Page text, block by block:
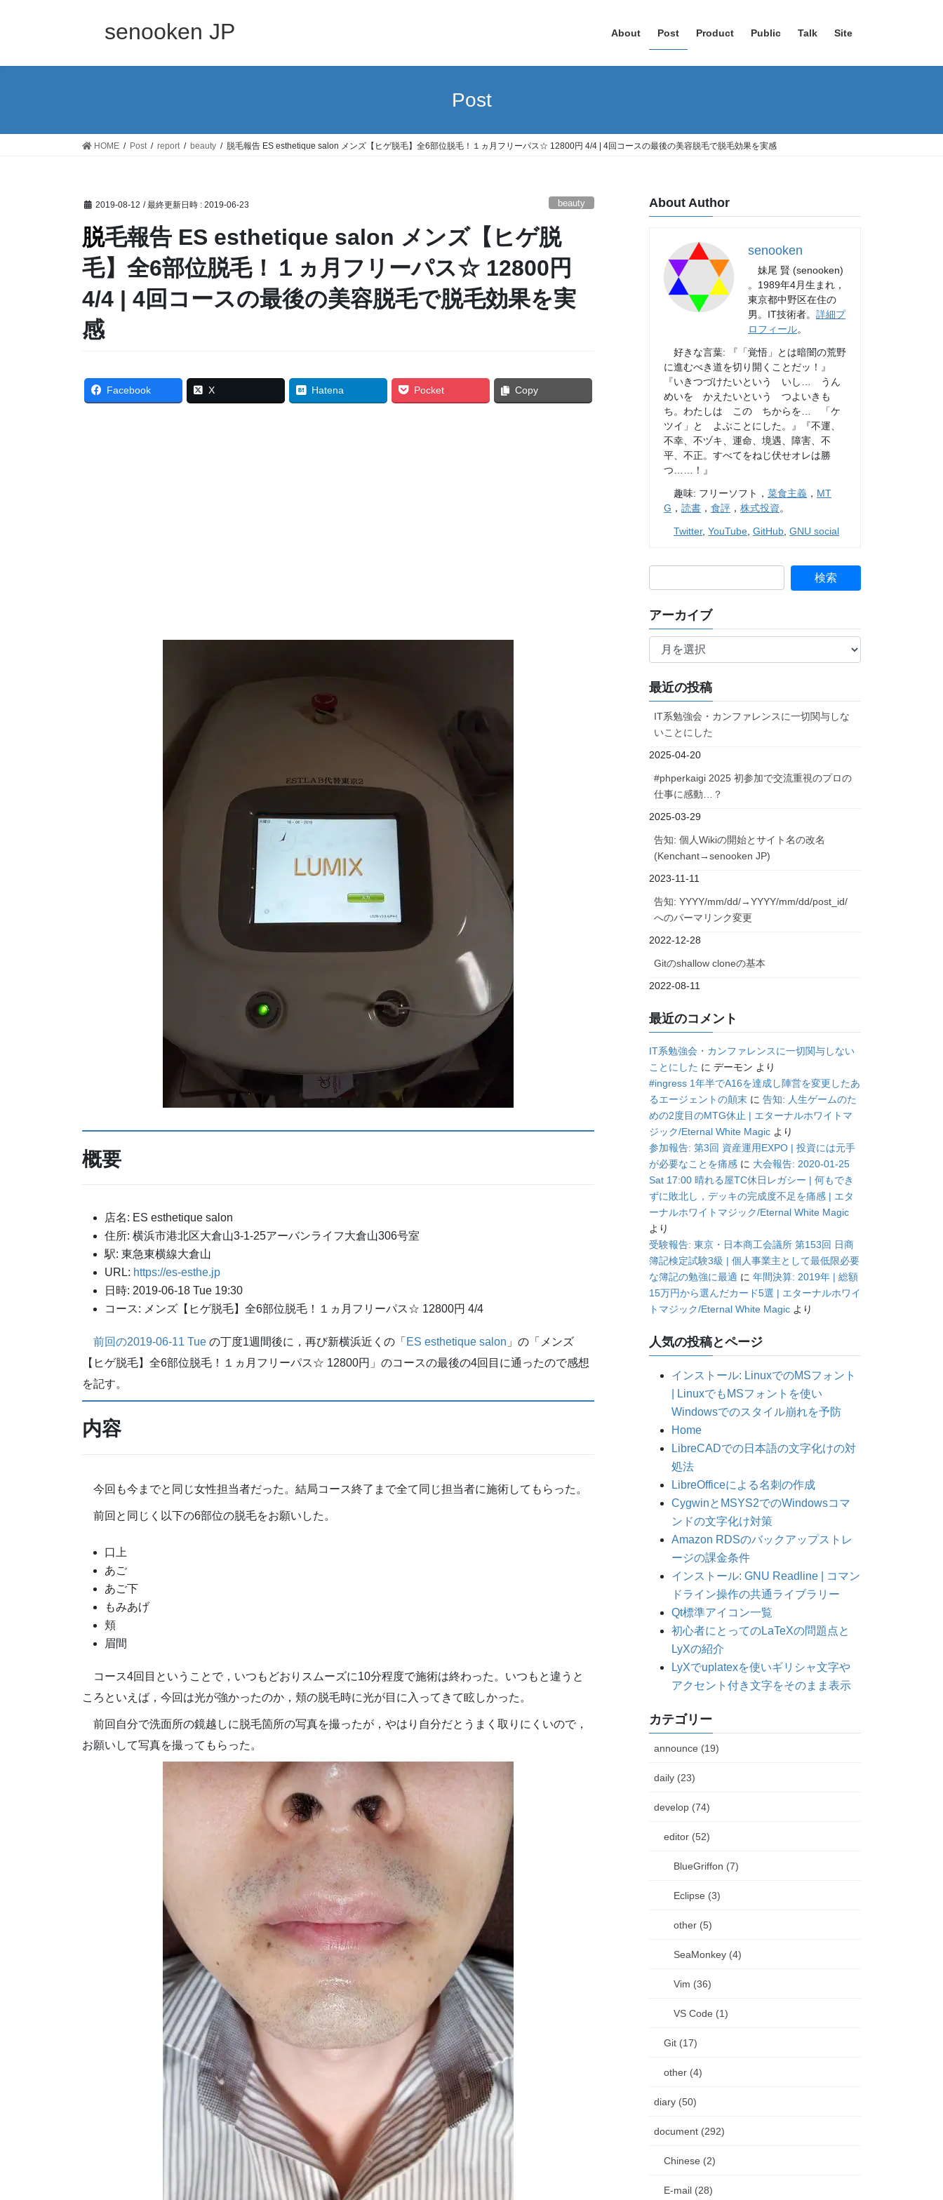
senooken JP About Post Product Public Talk Site
Post
HOME Post report beauty 脱毛報告 ES esthetique salon メンズ【ヒゲ脱毛】全6部位脱毛！１ヵ月フリーパス☆ 12800円 4/4 | 4回コースの最後の美容脱毛で脱毛効果を実感
2019-08-12 / 最終更新日時 : 2019-06-23 beauty
脱毛報告 ES esthetique salon メンズ【ヒゲ脱
毛】全6部位脱毛！１ヵ月フリーパス☆ 12800円
4/4 | 4回コースの最後の美容脱毛で脱毛効果を実
感
Facebook X Hatena Pocket Copy
概要
店名: ES esthetique salon
住所: 横浜市港北区大倉山3-1-25アーバンライフ大倉山306号室
駅: 東急東横線大倉山
URL: https://es-esthe.jp
日時: 2019-06-18 Tue 19:30
コース: メンズ【ヒゲ脱毛】全6部位脱毛！１ヵ月フリーパス☆ 12800円 4/4
前回の2019-06-11 Tue の丁度1週間後に，再び新横浜近くの「 ES esthetique salon 」の「メンズ
【ヒゲ脱毛】全6部位脱毛！１ヵ月フリーパス☆ 12800円」のコースの最後の4回目に通ったので感想
を記す。
内容
今回も今までと同じ女性担当者だった。結局コース終了まで全て同じ担当者に施術してもらった。
前回と同じく以下の6部位の脱毛をお願いした。
口上
あご
あご下
もみあげ
頬
眉間
コース4回目ということで，いつもどおりスムーズに10分程度で施術は終わった。いつもと違うと
ころといえば，今回は光が強かったのか，頬の脱毛時に光が目に入ってきて眩しかった。
前回自分で洗面所の鏡越しに脱毛箇所の写真を撮ったが，やはり自分だとうまく取りにくいので，
お願いして写真を撮ってもらった。
About Author
senooken
妹尾 賢 (senooken)
。1989年4月生まれ，
東京都中野区在住の
男。IT技術者。詳細プ
ロフィール。
好きな言葉: 『「覚悟」とは暗闇の荒野
に進むべき道を切り開くことだッ！』
『いきつづけたいという いし… うん
めいを かえたいという つよいきも
ち。わたしは この ちからを… 「ケ
ツイ」と よぶことにした。』『不運、
不幸、不ヅキ、運命、境遇、障害、不
平、不正。すべてをねじ伏せオレは勝
つ……！』
趣味: フリーソフト，菜食主義 ， MT
G ，読書 ，食評 ，株式投資。
Twitter,YouTube ,GitHub ,GNU social
アーカイブ
ア
イ
ブ
最近の投稿
IT系勉強会・カンファレンスに一切関与しな
いことにした
2025-04-20
#phperkaigi 2025 初参加で交流重視のプロの
仕事に感動…？
2025-03-29
告知: 個人Wikiの開始とサイト名の改名
(Kenchant→senooken JP)
2023-11-11
告知: YYYY/mm/dd/→YYYY/mm/dd/post_id/
へのパーマリンク変更
2022-12-28
Gitのshallow cloneの基本
2022-08-11
最近のコメント
IT系勉強会・カンファレンスに一切関与しない
ことにした にデーモン より
#ingress 1年半でA16を達成し陣営を変更したあ
るエージェントの顛末 に告知: 人生ゲームのた
めの2度目のMTG休止 | エターナルホワイトマ
ジック/Eternal White Magic より
参加報告: 第3回 資産運用EXPO | 投資には元手
が必要なことを痛感 に 大会報告: 2020-01-25
Sat 17:00 晴れる屋TC休日レガシー | 何もでき
ずに敗北し，デッキの完成度不足を痛感 | エタ
ーナルホワイトマジック/Eternal White Magic
より
受験報告: 東京・日本商工会議所 第153回 日商
簿記検定試験3級 | 個人事業主として最低限必要
な簿記の勉強に最適 に年間決算: 2019年 | 総額
15万円から選んだカード5選 | エターナルホワイ
トマジック/Eternal White Magic より
人気の投稿とページ
インストール: LinuxでのMSフォント
| LinuxでもMSフォントを使い
Windowsでのスタイル崩れを予防
Home
LibreCADでの日本語の文字化けの対
処法
LibreOfficeによる名刺の作成
CygwinとMSYS2でのWindowsコマ
ンドの文字化け対策
Amazon RDSのバックアップストレ
ージの課金条件
インストール: GNU Readline | コマン
ドライン操作の共通ライブラリー
Qt標準アイコン一覧
初心者にとってのLaTeXの問題点と
LyXの紹介
LyXでuplatexを使いギリシャ文字や
アクセント付き文字をそのまま表示
カテゴリー
announce (19)
daily (23)
develop (74)
editor (52)
BlueGriffon (7)
Eclipse (3)
other (5)
SeaMonkey (4)
Vim (36)
VS Code (1)
Git (17)
other (4)
diary (50)
document (292)
Chinese (2)
E-mail (28)